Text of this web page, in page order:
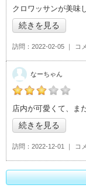
の「Pain de Vraie
クロワッサンが美味
続きを見る
訪問 2022-02-05 コ
の「Pain de Vraie
店内が可愛くて、ま
続きを見る
訪問 2022-12-01 コ
なーちゃん